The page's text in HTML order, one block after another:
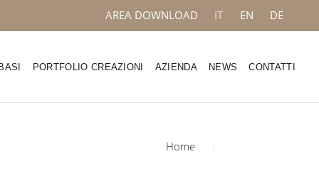
AREA DOWNLOAD IT EN DE
PORTFOLIO CREAZIONI AZIENDA NEWS CONTATTI
Home